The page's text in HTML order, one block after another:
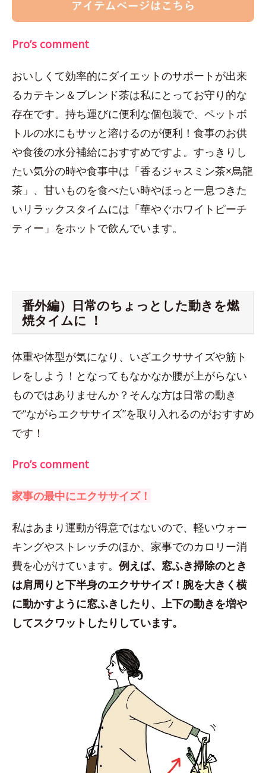
Pro’s comment
おいしくて効率的にダイエットのサポートが出来
るカテキン＆ブレンド茶は私にとってお守り的な
存在です。持ち運びに便利な個包装で、ペットボ
トルの水にもサッと溶けるのが便利！食事のお供
や食後の水分補給におすすめですよ。すっきりし
たい気分の時や食事中は「香るジャスミン茶×烏龍
茶」、甘いものを食べたい時やほっと一息つきた
いリラックスタイムには「華やぐホワイトピーチ
ティー」をホットで飲んでいます。
番外編）日常のちょっとした動きを燃
焼タイムに ！
体重や体型が気になり、いざエクササイズや筋ト
レをしよう！となってもなかなか腰が上がらない
ものではありませんか？そんな方は日常の動き
で“ながらエクササイズ”を取り入れるのがおすすめ
です！
Pro’s comment
家事の最中にエクササイズ！
私はあまり運動が得意ではないので、軽いウォー
キングやストレッチのほか、家事でのカロリー消
費を心がけています。 例えば、窓ふき掃除のとき
は肩周りと下半身のエクササイズ！腕を大きく横
に動かすように窓ふきしたり、上下の動きを増や
してスクワットしたりしています。